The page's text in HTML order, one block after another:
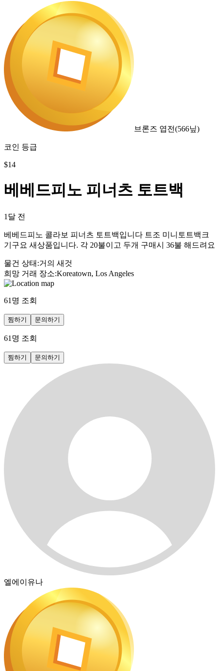
브론즈 엽전(566닢)
코인 등급
$14
베베드피노 피너츠 토트백
1달 전
베베드피노 콜라보 피너츠 토트백입니다 트조 미니토트백크
기구요 새상품입니다. 각 20불이고 두개 구매시 36불 해드려요
물건 상태 :거의 새것
희망 거래 장소:Koreatown, Los Angeles
61 명 조회
찜하기 문의하기
61 명 조회
찜하기 문의하기
엘에이유나